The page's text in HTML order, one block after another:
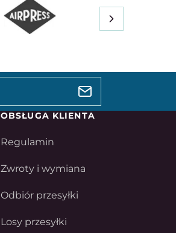
OBSŁUGA KLIENTA
Regulamin
Zwroty i wymiana
Odbiór przesyłki
Losy przesyłki